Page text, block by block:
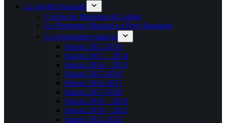
La société musicale
L’école de Musique du Gamec
Le Printemps Musical en Pays Roannais
Le programme musical
Saison 2012-2013
Saison 2013 – 2014
Saison 2014 – 2015
Saison 2015-2016
Saison 2016-2017
Saison 2017-2018
Saison 2018 – 2019
Saison 2019 – 2021
Saison 2021-2022